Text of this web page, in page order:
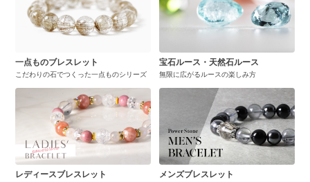
一点ものブレスレット
こだわりの石でつくった一点ものシリーズ
宝石ルース・天然石ルース
無限に広がるルースの楽しみ方
レディースブレスレット メンズブレスレット